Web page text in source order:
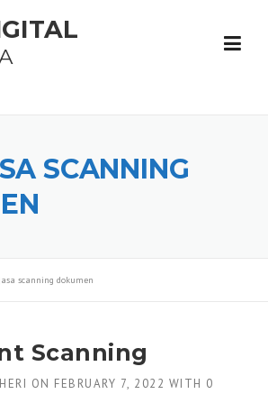
SCANNING
jasa scanning dokumen
Scanning
ON FEBRUARY 7, 2022 WITH 0